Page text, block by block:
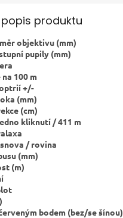
produktu
objektivu (mm)
pupily (mm)
100 m
+/-
(mm)
(cm)
kliknutí / 411 m
/ rovina
(mm)
(m)
bodem (bez/se šínou)